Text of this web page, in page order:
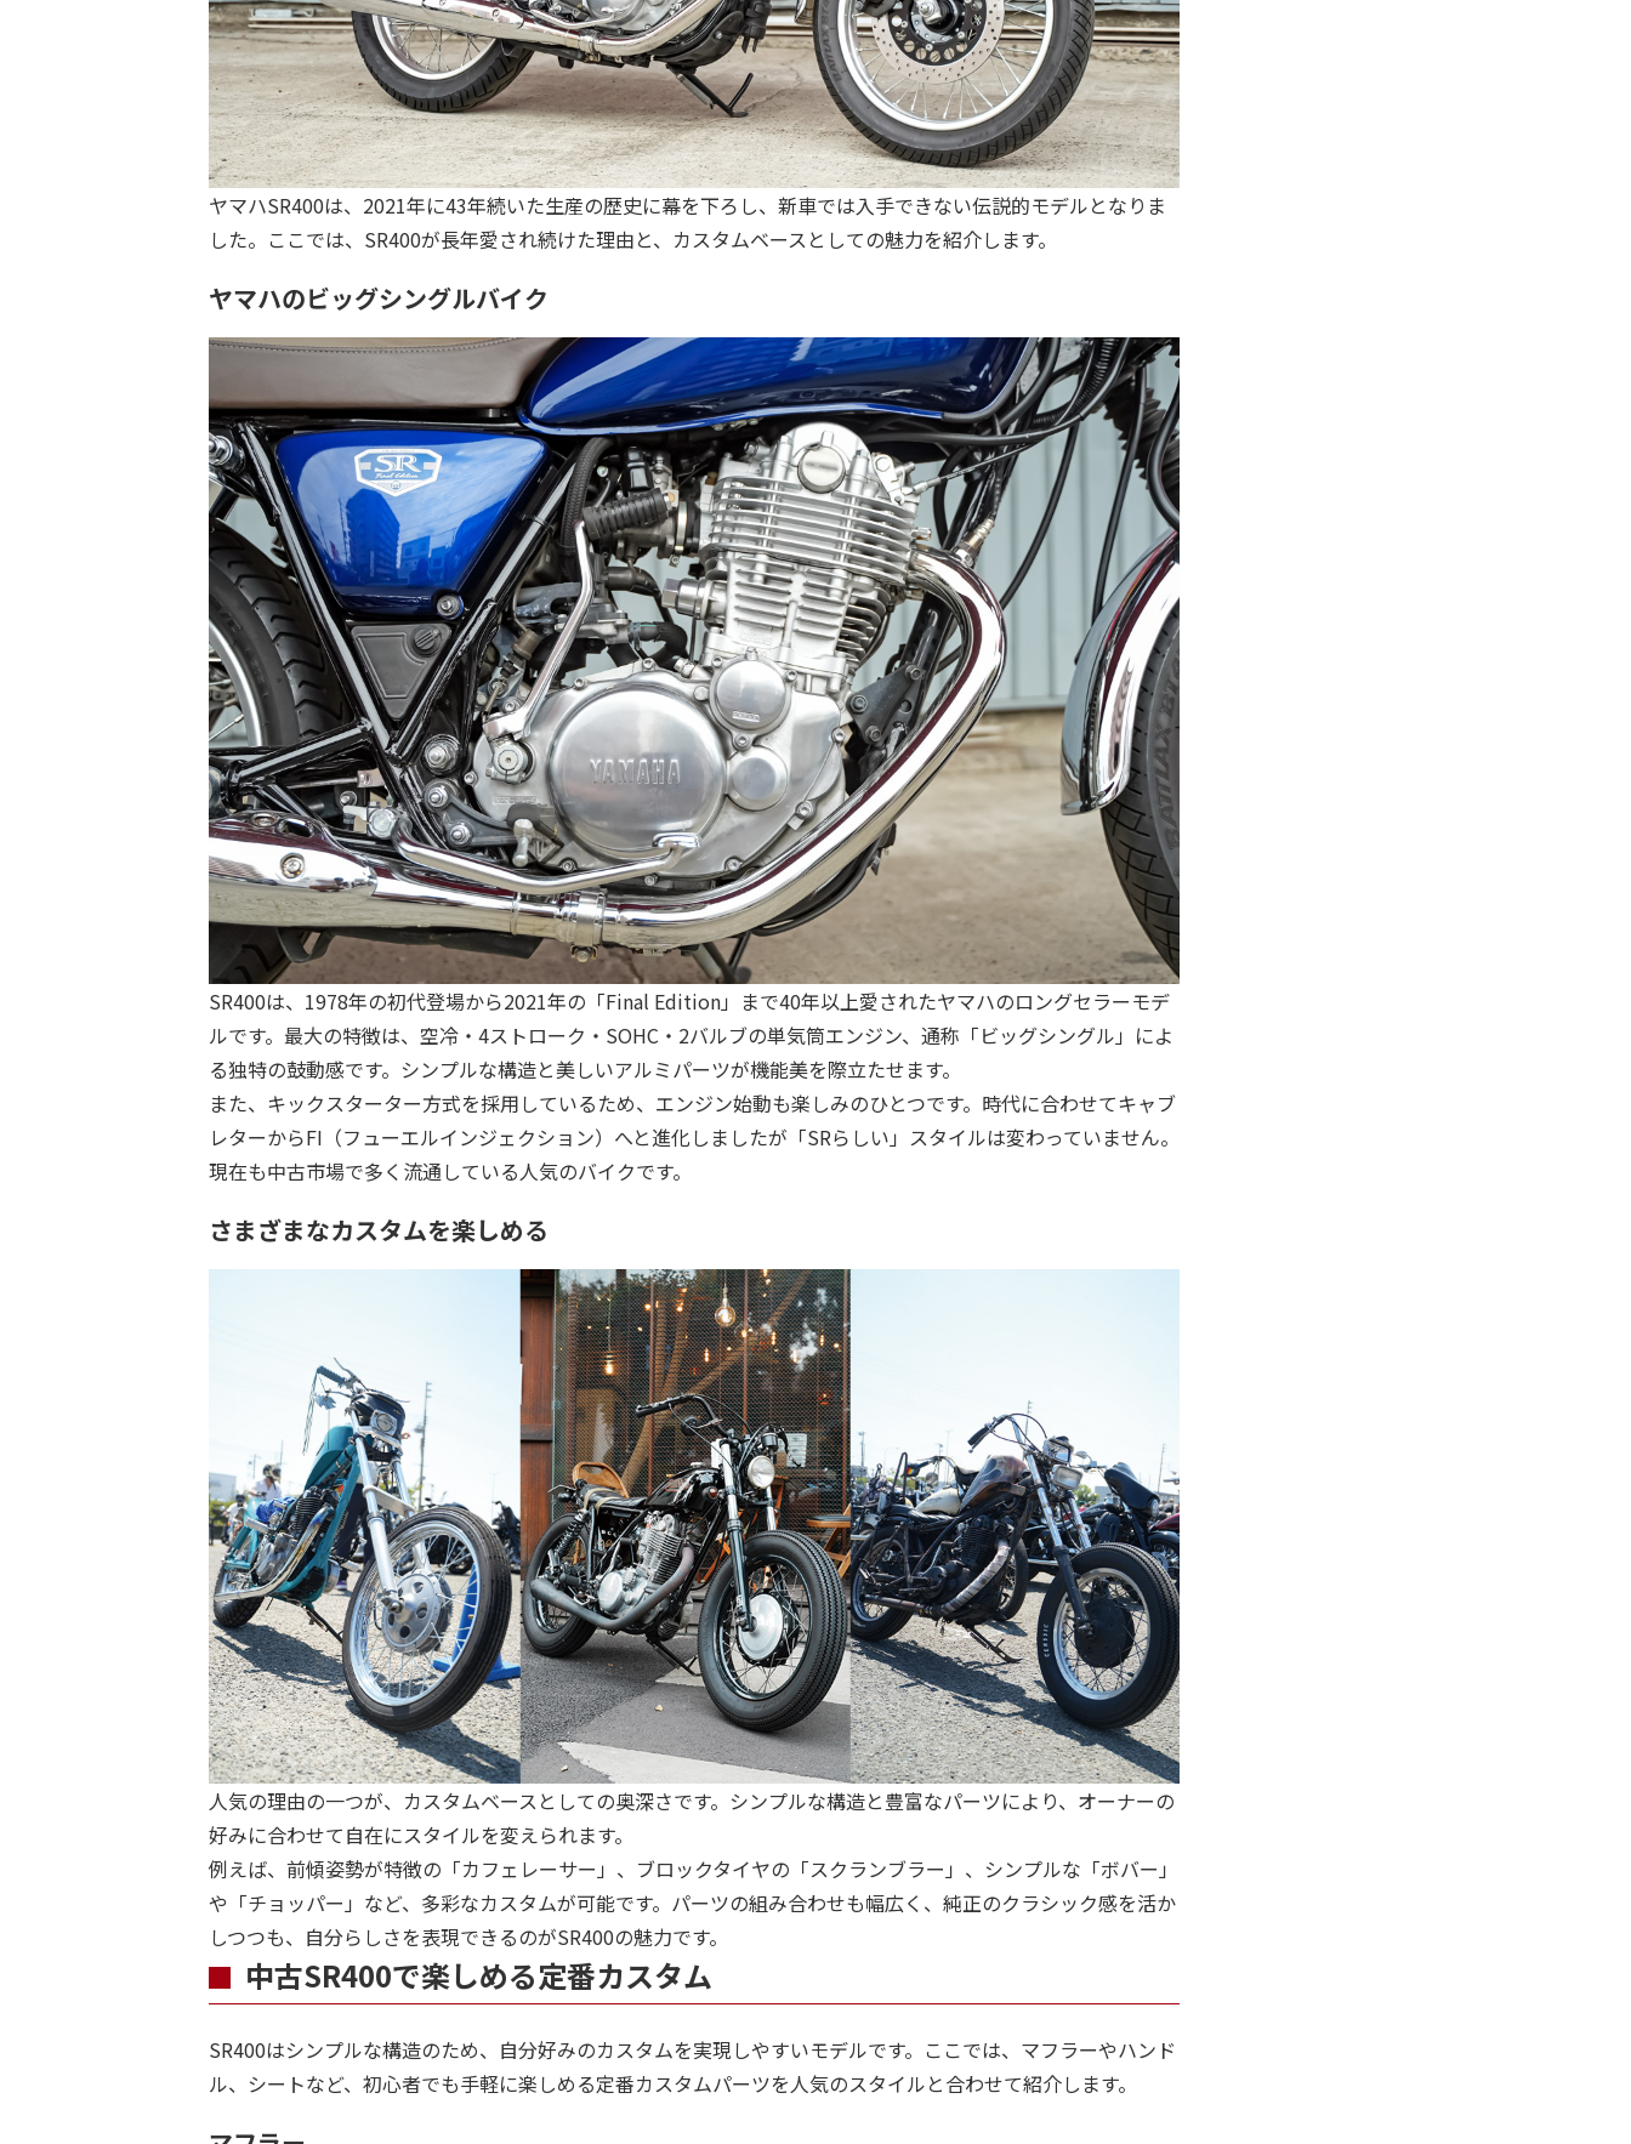
ヤマハSR400は、2021年に43年続いた生産の歴史に幕を下ろし、新車では入手できない伝説的モデルとなりま
した。ここでは、SR400が長年愛され続けた理由と、カスタムベースとしての魅力を紹介します。
ヤマハのビッグシングルバイク
SR400は、1978年の初代登場から2021年の「Final Edition」まで40年以上愛されたヤマハのロングセラーモデ
ルです。最大の特徴は、空冷・4ストローク・SOHC・2バルブの単気筒エンジン、通称「ビッグシングル」によ
る独特の鼓動感です。シンプルな構造と美しいアルミパーツが機能美を際立たせます。
また、キックスターター方式を採用しているため、エンジン始動も楽しみのひとつです。時代に合わせてキャブ
レターからFI（フューエルインジェクション）へと進化しましたが「SRらしい」スタイルは変わっていません。
現在も中古市場で多く流通している人気のバイクです。
さまざまなカスタムを楽しめる
人気の理由の一つが、カスタムベースとしての奥深さです。シンプルな構造と豊富なパーツにより、オーナーの
好みに合わせて自在にスタイルを変えられます。
例えば、前傾姿勢が特徴の「カフェレーサー」、ブロックタイヤの「スクランブラー」、シンプルな「ボバー」
や「チョッパー」など、多彩なカスタムが可能です。パーツの組み合わせも幅広く、純正のクラシック感を活か
しつつも、自分らしさを表現できるのがSR400の魅力です。
中古SR400で楽しめる定番カスタム
SR400はシンプルな構造のため、自分好みのカスタムを実現しやすいモデルです。ここでは、マフラーやハンド
ル、シートなど、初心者でも手軽に楽しめる定番カスタムパーツを人気のスタイルと合わせて紹介します。